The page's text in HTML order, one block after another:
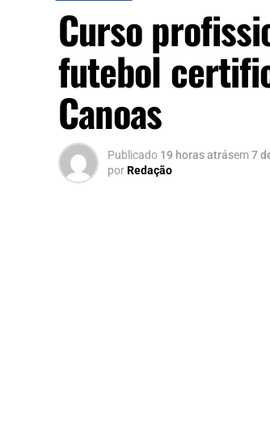
Curso
futebol
Canoas
Publicado 19 horas atrásem7
porRedação